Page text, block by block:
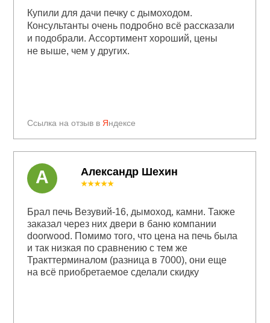
Ссылка на отзыв в Яндексе
Купили для дачи печку с дымоходом.
Консультанты очень подробно всё рассказали
и подобрали. Ассортимент хороший, цены
не выше, чем у других.
Александр Шехин
★★★★★
Брал печь Везувий-16, дымоход, камни. Также
заказал через них двери в баню компании
doorwood. Помимо того, что цена на печь была
и так низкая по сравнению с тем же
Тракттерминалом (разница в 7000), они еще
на всё приобретаемое сделали скидку
А